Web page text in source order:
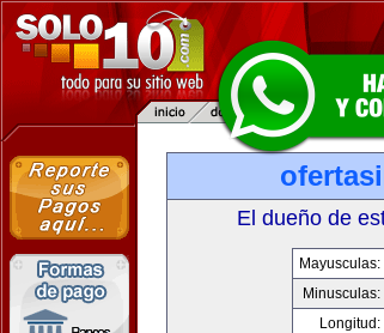
El dueño de
Mayusculas:
Minusculas:
Longitud: